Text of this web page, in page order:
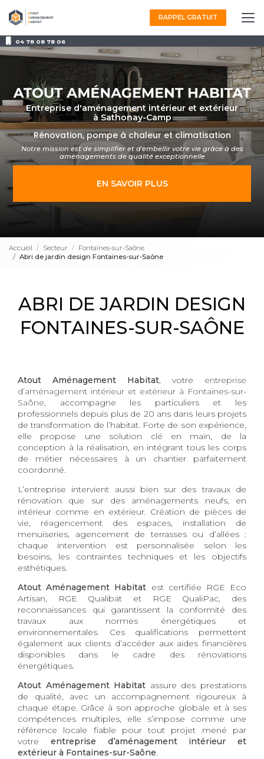
au
contenu
principal
04 78 08 78 06
RAPPEL GRATUIT
Entreprise d'aménagement intérieur et extérieur
à Sathonay-Camp
Rénovation, pompe à chaleur et climatisation
Notre mission est de simplifier et d'embellir votre vie grâce à des
aménagementsde qualité exceptionnelle
EN SAVOIR PLUS
Accueil Secteur
Fontaines-sur-Saône
Abri de jardin design Fontaines-sur-Saône
ABRI DE JARDIN DESIGN
FONTAINES-SUR-SAÔNE
Atout Aménagement Habitat, votre entreprise
d’aménagement intérieur et extérieur à Fontaines-sur-
Saône, accompagne les particuliers et les
professionnels depuis plus de 20 ans dans leurs projets
de transformation de l’habitat. Forte de son expérience,
elle propose une solution clé en main, de la
conception à la réalisation, en intégrant tous les corps
de métier nécessaires à un chantier parfaitement
coordonné.
L’entreprise intervient aussi bien sur des travaux de
rénovation que sur des aménagements neufs, en
intérieur comme en extérieur. Création de pièces de
vie, réagencement des espaces, installation de
menuiseries, agencement de terrasses ou d’allées :
chaque intervention est personnalisée selon les
besoins, les contraintes techniques et les objectifs
esthétiques.
Atout Aménagement Habitat est certifiée RGE Eco
Artisan, RGE Qualibat et RGE QualiPac, des
reconnaissances qui garantissent la conformité des
travaux aux normes énergétiques et
environnementales. Ces qualifications permettent
également aux clients d’accéder aux aides financières
disponibles dans le cadre des rénovations
énergétiques.
Atout Aménagement Habitat assure des prestations
de qualité, avec un accompagnement rigoureux à
chaque étape. Grâce à son approche globale et à ses
compétences multiples, elle s’impose comme une
référence locale fiable pour tout projet mené par
votre entreprise d’aménagement intérieur et
extérieur à Fontaines-sur-Saône.